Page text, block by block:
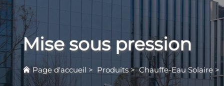
Mise sous pression
Page d'accueil > Produits>Chauffe-Eau Solaire >